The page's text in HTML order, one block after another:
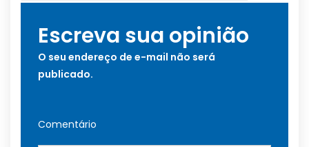
Escreva sua opinião
O seu endereço de e-mail não será
publicado.
Comentário